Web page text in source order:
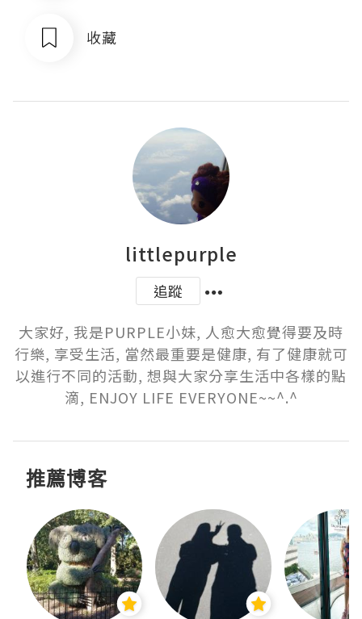
收藏
littlepurple
追蹤
大家好, 我是PURPLE小妹, 人愈大愈覺得要及時
行樂, 享受生活, 當然最重要是健康, 有了健康就可
以進行不同的活動, 想與大家分享生活中各樣的點
滴, ENJOY LIFE EVERYONE~~^.^
推薦博客